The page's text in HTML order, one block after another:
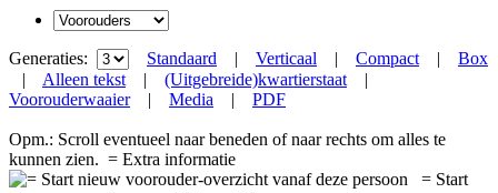
Generaties: Standaard | Verticaal | Compact| Box
| Alleen tekst| (Uitgebreide)kwartierstaat|
Voorouderwaaier| Media | PDF
Opm.: Scroll eventueel naar beneden of naar rechts om alles te
kunnen zien. = Extra informatie
= Start